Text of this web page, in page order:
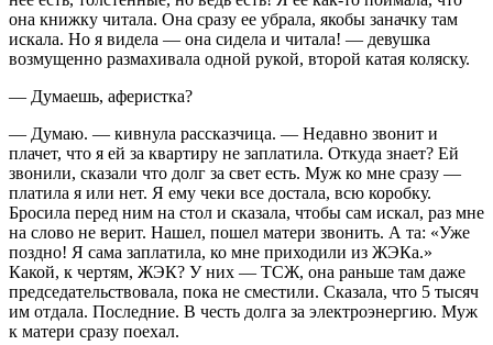
она книжку читала. Она сразу ее убрала, якобы заначку там
искала. Но я видела — она сидела и читала! — девушка
возмущенно размахивала одной рукой, второй катая коляску.
— Думаешь, аферистка?
— Думаю. — кивнула рассказчица. — Недавно звонит и
плачет, что я ей за квартиру не заплатила. Откуда знает? Ей
звонили, сказали что долг за свет есть. Муж ко мне сразу —
платила я или нет. Я ему чеки все достала, всю коробку.
Бросила перед ним на стол и сказала, чтобы сам искал, раз мне
на слово не верит. Нашел, пошел матери звонить. А та: «Уже
поздно! Я сама заплатила, ко мне приходили из ЖЭКа.»
Какой, к чертям, ЖЭК? У них — ТСЖ, она раньше там даже
председательствовала, пока не сместили. Сказала, что 5 тысяч
им отдала. Последние. В честь долга за электроэнергию. Муж
к матери сразу поехал.